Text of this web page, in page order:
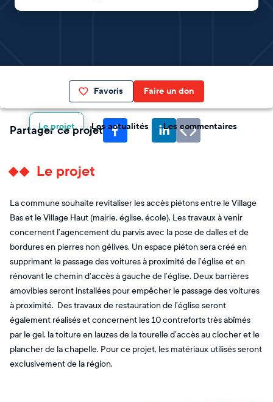
Favoris Faire un don
Le projet Les actualités Les commentaires
Partager ce projet
Le projet
La commune souhaite revitaliser les accès piétons entre le Village
Bas et le Village Haut (mairie, église, école). Les travaux à venir
concernent l’agencement du parvis avec la pose de dalles et de
bordures en pierres non gélives. Un espace piéton sera créé en
supprimant le passage des voitures à proximité de l’église et en
rénovant le chemin d’accès à gauche de l’église. Deux barrières
amovibles seront installées pour empêcher le passage des voitures
à proximité. Des travaux de restauration de l’église seront
également réalisés et concernent les 10 contreforts très abîmés
par le gel, la toiture en lauzes de la tourelle d’accès au clocher et le
plancher de la chapelle. Pour ce projet, les matériaux utilisés seront
exclusivement de la région.